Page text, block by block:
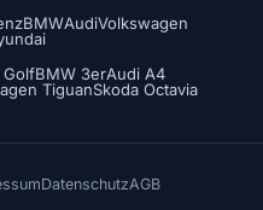
BMWAudiVolkswagen
GolfBMW 3erAudi A4
TiguanSkoda Octavia
DatenschutzAGB